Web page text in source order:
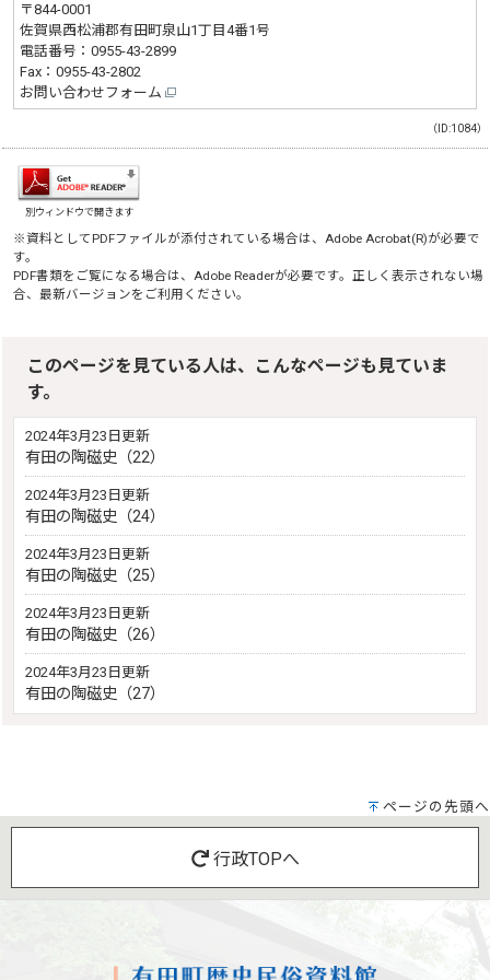
〒844-0001
佐賀県西松浦郡有田町泉山1丁目4番1号
電話番号：0955-43-2899
Fax：0955-43-2802
お問い合わせフォーム
（ID:1084）
別ウィンドウで開きます
※資料としてPDFファイルが添付されている場合は、Adobe Acrobat(R)が必要で
す。
PDF書類をご覧になる場合は、Adobe Readerが必要です。正しく表示されない場
合、最新バージョンをご利用ください。
このページを見ている人は、こんなページも見ていま
す。
2024年3月23日更新
有田の陶磁史（22）
2024年3月23日更新
有田の陶磁史（24）
2024年3月23日更新
有田の陶磁史（25）
2024年3月23日更新
有田の陶磁史（26）
2024年3月23日更新
有田の陶磁史（27）
ページの先頭へ
行政TOPへ